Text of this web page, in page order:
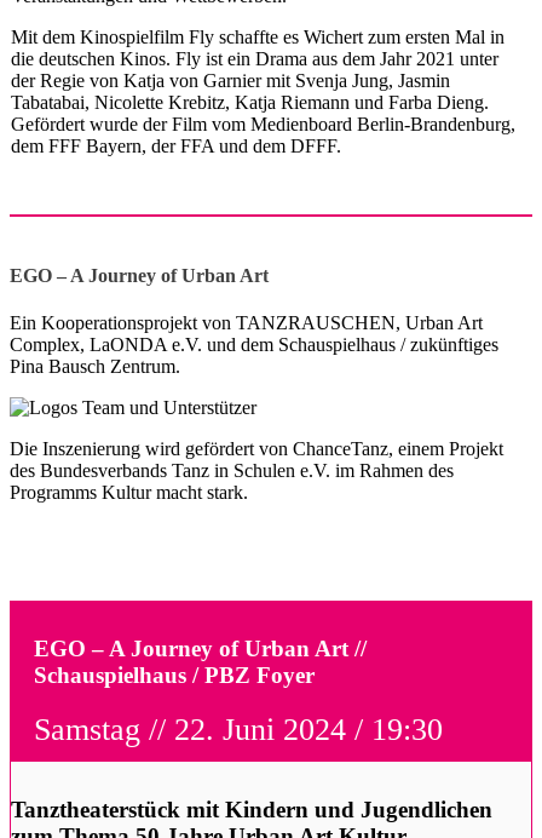
Mit dem Kinospielfilm Fly schaffte es Wichert zum ersten Mal in
die deutschen Kinos. Fly ist ein Drama aus dem Jahr 2021 unter
der Regie von Katja von Garnier mit Svenja Jung, Jasmin
Tabatabai, Nicolette Krebitz, Katja Riemann und Farba Dieng.
Gefördert wurde der Film vom Medienboard Berlin-Brandenburg,
dem FFF Bayern, der FFA und dem DFFF.
EGO – A Journey of Urban Art
Ein Kooperationsprojekt von TANZRAUSCHEN, Urban Art
Complex, LaONDA e.V. und dem Schauspielhaus / zukünftiges
Pina Bausch Zentrum.
Die Inszenierung wird gefördert von ChanceTanz, einem Projekt
des Bundesverbands Tanz in Schulen e.V. im Rahmen des
Programms Kultur macht stark.
EGO – A Journey of Urban Art //
Schauspielhaus / PBZ Foyer
Samstag // 22. Juni 2024 / 19:30
Tanztheaterstück mit Kindern und Jugendlichen